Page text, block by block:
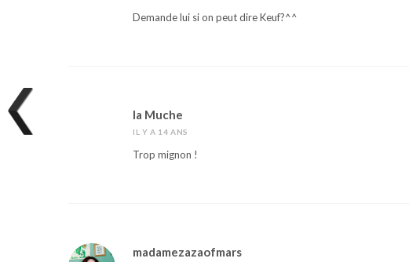
Demande lui si on peut dire Keuf?^^
la Muche
IL Y A 14 ANS
Trop mignon !
madamezazaofmars